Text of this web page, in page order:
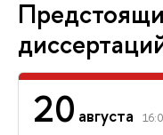
20 августа